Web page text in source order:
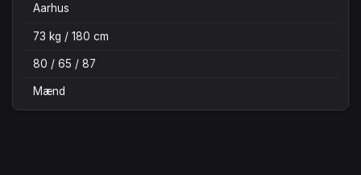
Aarhus
73 kg / 180 cm
80 / 65 / 87
Mænd